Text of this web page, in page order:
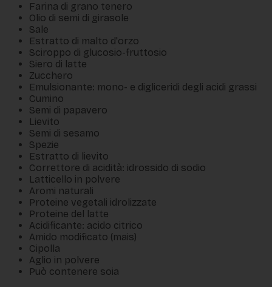
Farina di grano tenero
Olio di semi di girasole
Sale
Estratto di malto d'orzo
Sciroppo di glucosio-fruttosio
Siero di latte
Zucchero
Emulsionante: mono- e digliceridi degli acidi grassi
Cumino
Semi di papavero
Lievito
Semi di sesamo
Spezie
Estratto di lievito
Correttore di acidità: idrossido di sodio
Latticello in polvere
Aromi naturali
Proteine vegetali idrolizzate
Proteine del latte
Acidificante: acido citrico
Amido modificato (mais)
Cipolla
Aglio in polvere
Può contenere soia